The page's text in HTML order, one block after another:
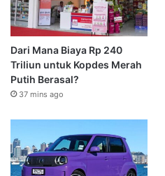
Dari Mana Biaya Rp 240
Triliun untuk Kopdes Merah
Putih Berasal?
37 mins ago